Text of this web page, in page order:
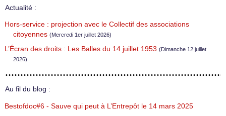
Actualité :
Hors-service : projection avec le Collectif des associations
citoyennes (Mercredi 1er juillet 2026)
L’Écran des droits : Les Balles du 14 juillet 1953 (Dimanche 12 juillet
2026)
Au fil du blog :
Bestofdoc#6 - Sauve qui peut à L’Entrepôt le 14 mars 2025